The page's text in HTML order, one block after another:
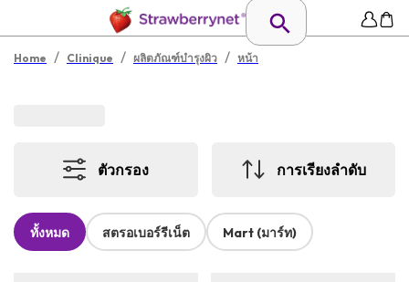
Home / Clinique / ผลิตภัณฑ์บำรุงผิว / หน้า
ตัวกรอง การเรียงลำดับ
ทั้งหมด สตรอเบอร์รีเน็ต Mart (มาร์ท)